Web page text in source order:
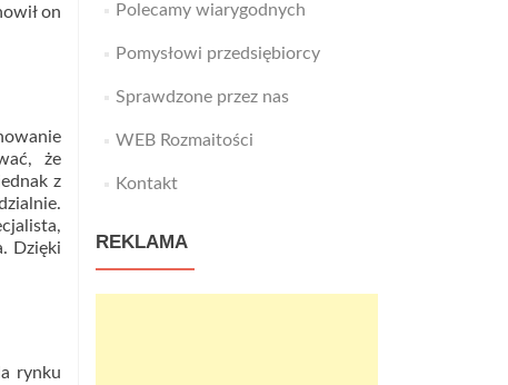
on
że
z
Dzięki
rynku
Polecamy wiarygodnych
Pomysłowi przedsiębiorcy
Sprawdzone przez nas
WEB Rozmaitości
Kontakt
REKLAMA